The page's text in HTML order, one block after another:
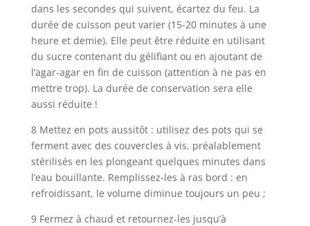
dans les secondes qui suivent, écartez du feu. La
durée de cuisson peut varier (15-20 minutes à une
heure et demie). Elle peut être réduite en utilisant
du sucre contenant du gélifiant ou en ajoutant de
l’agar-agar en fin de cuisson (attention à ne pas en
mettre trop). La durée de conservation sera elle
aussi réduite !
8 Mettez en pots aussitôt : utilisez des pots qui se
ferment avec des couvercles à vis, préalablement
stérilisés en les plongeant quelques minutes dans
l’eau bouillante. Remplissez-les à ras bord : en
refroidissant, le volume diminue toujours un peu ;
9 Fermez à chaud et retournez-les jusqu’à